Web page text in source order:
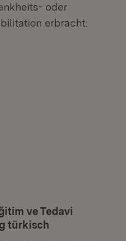
oder
erbracht:
ve Tedavi
türkisch